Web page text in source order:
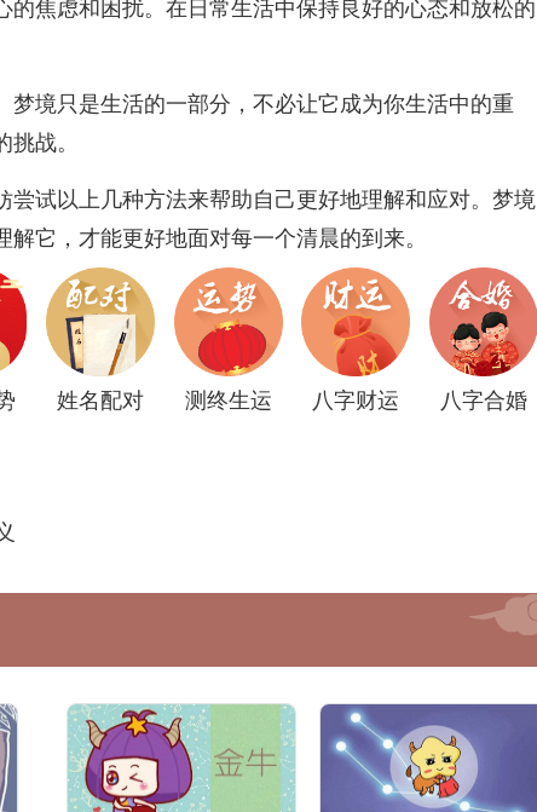
境只是生活的一部分，不必让它成为你生活中的重
战。
试以上几种方法来帮助自己更好地理解和应对。梦境
它，才能更好地面对每一个清晨的到来。
姓名配对 测终生运 八字财运 八字合婚